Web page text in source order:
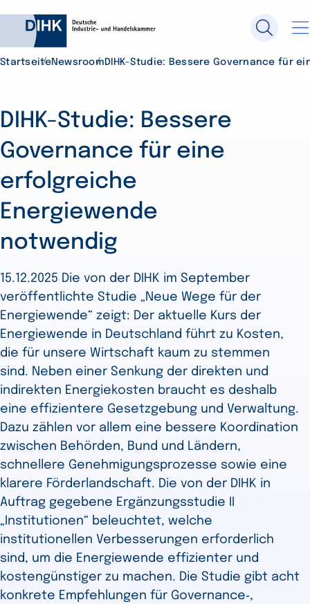
StartseiteNewsroom DIHK-Studie: Bessere Governance für
DIHK-Studie: Bessere
Governance für eine
erfolgreiche
Energiewende
notwendig
15.12.2025 Die von der DIHK im September
veröffentlichte Studie „Neue Wege für der
Energiewende“ zeigt: Der aktuelle Kurs der
Energiewende in Deutschland führt zu Kosten,
die für unsere Wirtschaft kaum zu stemmen
sind. Neben einer Senkung der direkten und
indirekten Energiekosten braucht es deshalb
eine effizientere Gesetzgebung und Verwaltung.
Dazu zählen vor allem eine bessere Koordination
zwischen Behörden, Bund und Ländern,
schnellere Genehmigungsprozesse sowie eine
klarere Förderlandschaft. Die von der DIHK in
Auftrag gegebene Ergänzungsstudie II
„Institutionen“ beleuchtet, welche
institutionellen Verbesserungen erforderlich
sind, um die Energiewende effizienter und
kostengünstiger zu machen. Die Studie gibt acht
konkrete Empfehlungen für Governance‑,